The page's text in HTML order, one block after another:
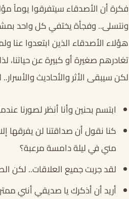
فكرة أن الأصدقاء سيتفرقوا يوماً
ونتسلى.. وفجأة يختفي كل واحد
هؤلاء الأصدقاء الذين ابتعدوا عنا
تغادرهم صغيرة أو كبيرة عن
لكن سيبقى الأثر والأحاديث
ابتسم بحنين وأنا أنظر لصورنا
كنا نقول أن صداقتنا لن يفرقها
مني في ليلة دامسة مرعبة؟
لقد جربت جميع العلاقات.. لكن
أريد أن أذكرك يا صديقي أنني